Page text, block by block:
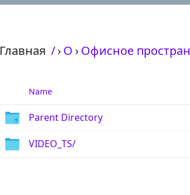
Главная /›О ›Офисное
Name
Parent Directory
VIDEO_TS/